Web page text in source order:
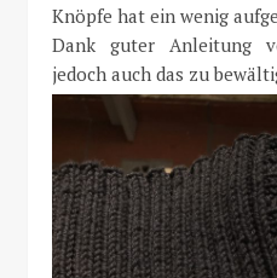
Knöpfe hat ein wenig
Dank guter Anleitung
jedoch auch das zu